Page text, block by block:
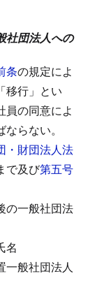
社団法人への
条の規定によ
移行」とい
員の同意によ
らない。
・財団法人法
で及び第五号
の一般社団法
名
一般社団法人